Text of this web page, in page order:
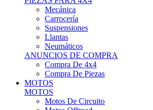
Mecánica
Carrocería
Suspensiones
Llantas
Neumáticos
ANUNCIOS DE COMPRA
Compra De 4x4
Compra De Piezas
MOTOS
MOTOS
Motos De Circuito